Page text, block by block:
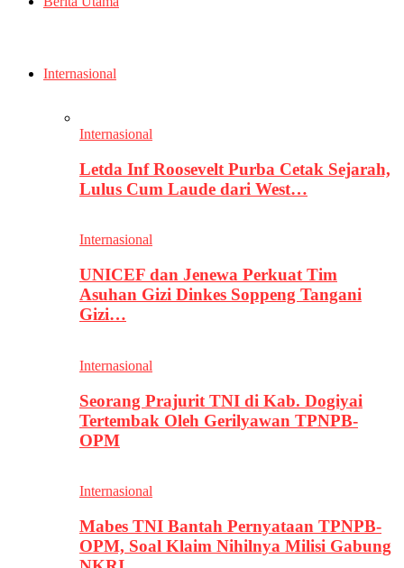
Internasional
Internasional
Letda Inf Roosevelt Purba Cetak Sejarah,
Lulus Cum Laude dari West…
Internasional
UNICEF dan Jenewa Perkuat Tim
Asuhan Gizi Dinkes Soppeng Tangani
Gizi…
Internasional
Seorang Prajurit TNI di Kab. Dogiyai
Tertembak Oleh Gerilyawan TPNPB-
OPM
Internasional
Mabes TNI Bantah Pernyataan TPNPB-
OPM, Soal Klaim Nihilnya Milisi Gabung